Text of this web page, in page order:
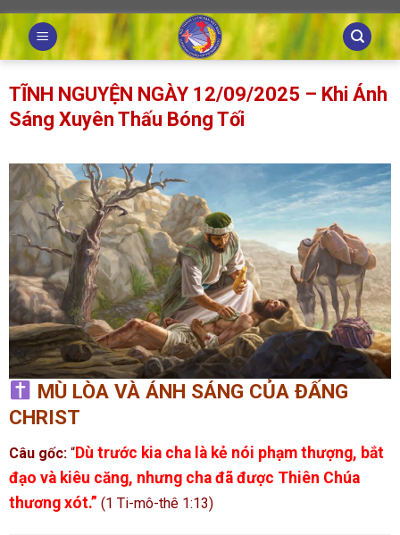
Skip
to
content
TĨNH NGUYỆN NGÀY 12/09/2025 – Khi Ánh
Sáng Xuyên Thấu Bóng Tối
MÙ LÒA VÀ ÁNH SÁNG CỦA ĐẤNG
CHRIST
Câu gốc: “Dù trước kia cha là kẻ nói phạm thượng, bắt
đạo và kiêu căng, nhưng cha đã được Thiên Chúa
thương xót.” (1 Ti-mô-thê 1:13)